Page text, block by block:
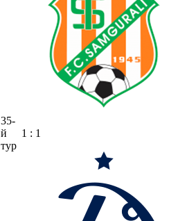
35-
й
тур
1 : 1